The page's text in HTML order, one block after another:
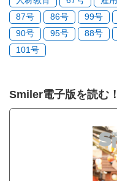
87号
86号 99号
90号
95号 88号
101号
Smiler電子版を読む！